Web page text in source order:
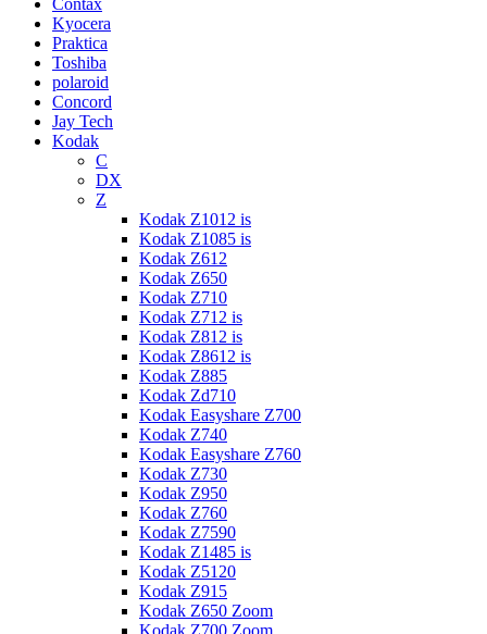
Contax
Kyocera
Praktica
Toshiba
polaroid
Concord
Jay Tech
Kodak
C
DX
Z
Kodak Z1012 is
Kodak Z1085 is
Kodak Z612
Kodak Z650
Kodak Z710
Kodak Z712 is
Kodak Z812 is
Kodak Z8612 is
Kodak Z885
Kodak Zd710
Kodak Easyshare Z700
Kodak Z740
Kodak Easyshare Z760
Kodak Z730
Kodak Z950
Kodak Z760
Kodak Z7590
Kodak Z1485 is
Kodak Z5120
Kodak Z915
Kodak Z650 Zoom
Kodak Z700 Zoom